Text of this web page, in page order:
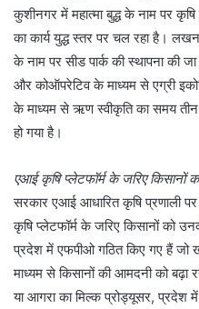
कुशीनगर में महात्मा बुद्ध के नाम पर कृषि
का कार्य युद्ध स्तर पर चल रहा है।
के नाम पर सीड पार्क की स्थापना की
और कोऑपरेटिव के माध्यम से एग्री
के माध्यम से ऋण स्वीकृति का समय
हो गया है।
एआई कृषि प्लेटफॉर्म के जरिए किसानों
सरकार एआई आधारित कृषि प्रणाली
कृषि प्लेटफॉर्म के जरिए किसानों को
प्रदेश में एफपीओ गठित किए गए हैं जो
माध्यम से किसानों की आमदनी को बढ़ा
या आगरा का मिल्क प्रोड्यूसर, प्रदेश